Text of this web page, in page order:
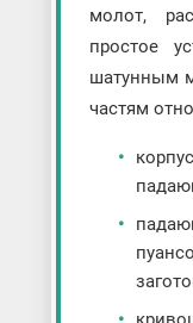
молот,
простое
шатунным
частям